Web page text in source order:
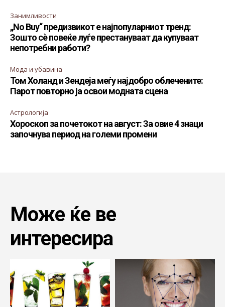
Занимливости
„No Buy“ предизвикот е најпопуларниот тренд:
Зошто сè повеќе луѓе престануваат да купуваат
непотребни работи?
Мода и убавина
Том Холанд и Зендеја меѓу најдобро облечените:
Парот повторно ја освои модната сцена
Астрологија
Хороскоп за почетокот на август: За овие 4 знаци
започнува период на големи промени
Може ќе ве
интересира